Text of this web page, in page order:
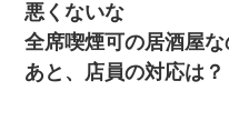
悪くないな
全席喫煙可の居酒屋な
あと、店員の対応は？